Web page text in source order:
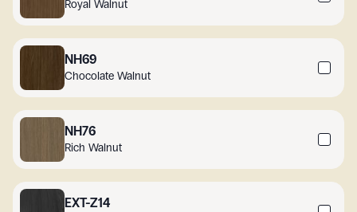
Royal Walnut
NH69
Chocolate Walnut
NH76
Rich Walnut
EXT-Z14